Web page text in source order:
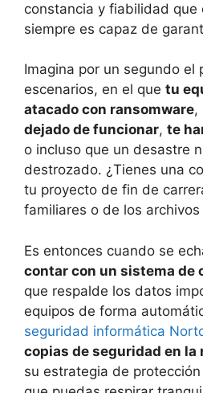
constancia y fiabilidad que
siempre es capaz de
Imagina por un segundo el
escenarios, en el que tu
atacado con ransomware,
dejado de funcionar, te
o incluso que un desastre
destrozado. ¿Tienes una
tu proyecto de fin de
familiares o de los
Es entonces cuando se
contar con un sistema de
que respalde los datos
equipos de forma
seguridad informática
copias de seguridad en la
su estrategia de